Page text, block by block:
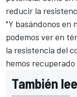
reducir la
"Y basándonos en
podemos ver en
la resistencia del
hemos
También